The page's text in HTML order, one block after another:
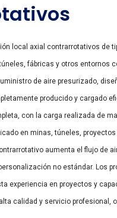
local axial contrarrotativos de
fábricas y otros entornos
de aire presurizado,
producido y cargado
con la carga realizada de
en minas, túneles,
aumenta el flujo de
no estándar. Los
experiencia en proyectos y
calidad y servicio